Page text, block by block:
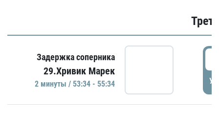
Задержка соперника
29.Хривик Марек
2 минуты / 53:34 - 55:34